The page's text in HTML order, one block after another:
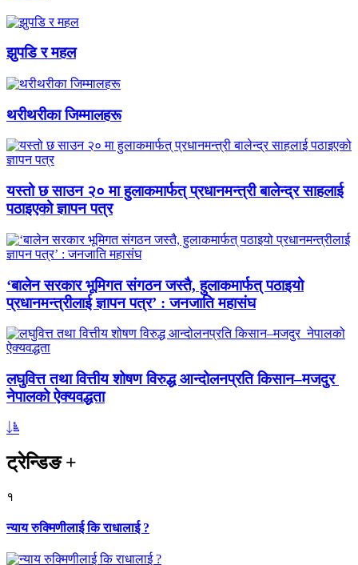
झुपडि र महल
थरीथरीका जिम्मालहरू
यस्तो छ साउन २० मा हुलाकमार्फत् प्रधानमन्त्री बालेन्द्र साहलाई
पठाइएको ज्ञापन पत्र
‘बालेन सरकार भूमिगत संगठन जस्तै, हुलाकमार्फत् पठाइयो
प्रधानमन्त्रीलाई ज्ञापन पत्र’ : जनजाति महासंघ
लघुवित्त तथा वित्तीय शोषण विरुद्ध आन्दोलनप्रति किसान–मजदुर
नेपालको ऐक्यवद्धता
ट्रेन्डिङ+
१
न्याय रुक्मिणीलाई कि राधालाई ?